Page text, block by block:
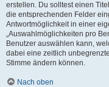
erstellen. Du solltest einen
die entsprechenden Felder
Antwortmöglichkeit in einer
„Auswahlmöglichkeiten pro
Benutzer auswählen kann,
dabei eine zeitlich
Stimme ändern können.
Nach oben